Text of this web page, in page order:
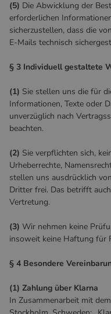
(5) Die Abwicklung der
erforderlichen
sicherzustellen, dass die
E-Mails technisch
§ 3 Individuell gestaltete
(1) Sie stellen uns die für
Informationen, Texte oder
unverzüglich nach
beachten.
(2) Sie verpflichten sich,
Urheberrechte,
stellen uns ausdrücklich
Dritter frei. Das betrifft
Vertretung.
(3) Wir nehmen keine
insoweit keine Haftung für
§ 4 Besondere
(1) Zahlung über Klarna
In Zusammenarbeit mit